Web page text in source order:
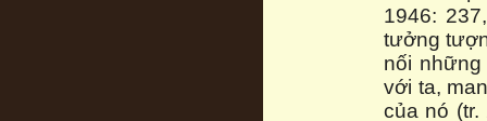
1946:
tưởng
nối
với ta,
của nó (tr.